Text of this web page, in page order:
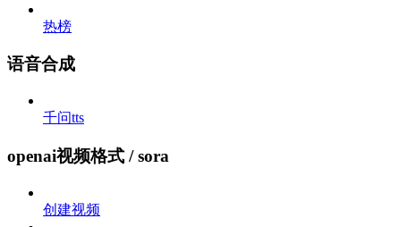
热榜
语音合成
千问tts
openai视频格式 / sora
创建视频